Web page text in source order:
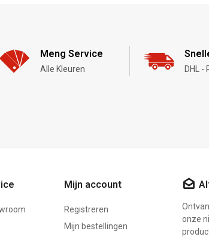
Meng Service
Alle Kleuren DHL -
Mijn account
Registreren
Mijn bestellingen
onze